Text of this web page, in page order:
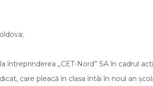
„CET-Nord” SA în cadrul
care pleacă în clasa întâi în noul an